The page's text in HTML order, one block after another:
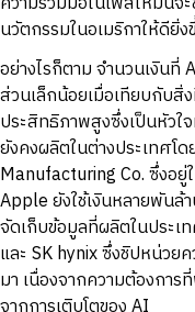
นวัตกรรมในอเมริกาให้ดียิ่ง
อย่างไรก็ตาม จำนวนเงินที่
ส่วนเล็กน้อยเมื่อเทียบกับสิ่
ประสิทธิภาพสูงซึ่งเป็นหัว
ยังคงผลิตในต่างประเทศโ
Manufacturing Co. ซึ่งอ
Apple ยังใช้เงินหลายพันล้
จัดเก็บข้อมูลที่ผลิตในประเ
และ SK hynix ซึ่งชิปหน่วย
มา เนื่องจากความต้องกา